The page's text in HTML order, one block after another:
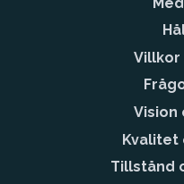
Villkor
Vision
Kvalitet
Tillstånd